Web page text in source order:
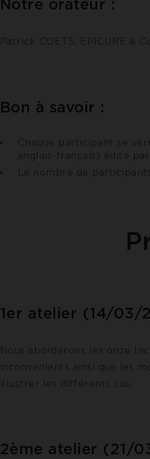
Notre orateur :
Patrick COETS, EPICURE &
Bon à savoir :
Chaque participant se
anglais-français) édité par
Le nombre de
1er atelier (14/03/
Nous aborderons les onze
inconvénients ainsi que les
illustrer les différents cas.
2ème atelier (21/